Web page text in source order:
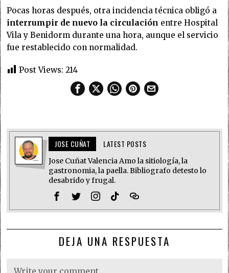
Pocas horas después, otra incidencia técnica obligó a
interrumpir de nuevo la circulación entre Hospital
Vila y Benidorm durante una hora, aunque el servicio
fue restablecido con normalidad.
Post Views: 214
JOSE CUÑAT LATEST POSTS
Jose Cuñat Valencia Amo la sitiología, la
gastronomia, la paella. Bibliografo detesto lo
desabrido y frugal.
DEJA UNA RESPUESTA